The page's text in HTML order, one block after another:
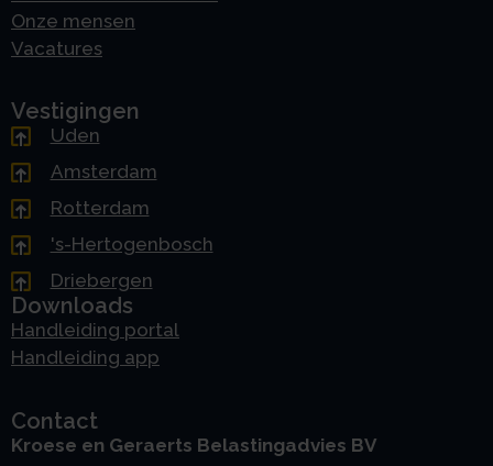
Onze mensen
Vacatures
Vestigingen
Uden
Amsterdam
Rotterdam
's-Hertogenbosch
Driebergen
Downloads
Handleiding portal
Handleiding app
Contact
Kroese en Geraerts Belastingadvies BV